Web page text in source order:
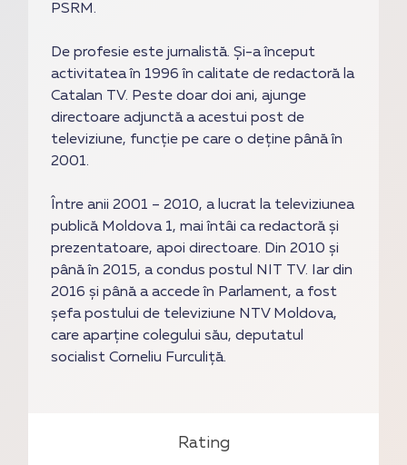
PSRM.
De profesie este jurnalistă. Și-a început
activitatea în 1996 în calitate de redactoră la
Catalan TV. Peste doar doi ani, ajunge
directoare adjunctă a acestui post de
televiziune, funcție pe care o deține până în
2001.
Între anii 2001 – 2010, a lucrat la televiziunea
publică Moldova 1, mai întâi ca redactoră și
prezentatoare, apoi directoare. Din 2010 și
până în 2015, a condus postul NIT TV. Iar din
2016 și până a accede în Parlament, a fost
șefa postului de televiziune NTV Moldova,
care aparține colegului său, deputatul
socialist Corneliu Furculiță.
Rating